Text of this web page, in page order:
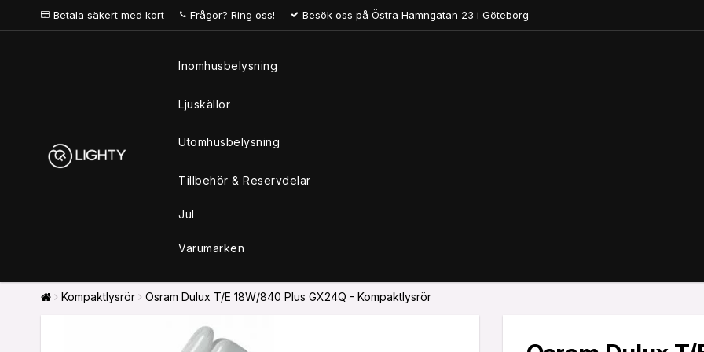
Betala säkert med kort Frågor? Ring oss! Besök oss på Östra Hamngatan 23 i Göteborg
Inomhusbelysning
Ljuskällor
Utomhusbelysning
Tillbehör & Reservdelar
Jul
Varumärken
Kompaktlysrör Osram Dulux T/E 18W/840 Plus GX24Q - Kompaktlysrör